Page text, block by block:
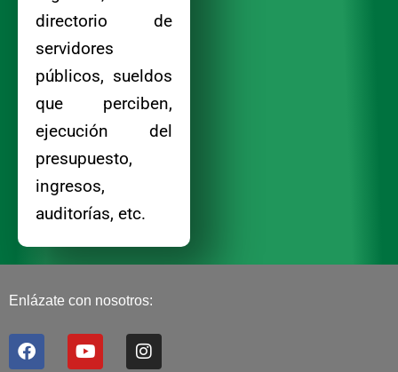
directorio de
servidores
públicos, sueldos
que perciben,
ejecución del
presupuesto,
ingresos,
auditorías, etc.
Enlázate con nosotros:
F
a
Y
o
I
n